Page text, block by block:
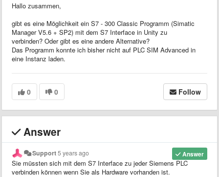
Hallo zusammen,
gibt es eine Möglichkeit ein S7 - 300 Classic Programm (Simatic
Manager V5.6 + SP2) mit dem S7 Interface in Unity zu
verbinden? Oder gibt es eine andere Alternative?
Das Programm konnte ich bisher nicht auf PLC SIM Advanced in
eine Instanz laden.
0 0 Follow
Answer
Answer
Support5 years ago
Sie müssten sich mit dem S7 Interface zu jeder Siemens PLC
verbinden können wenn Sie als Hardware vorhanden ist.